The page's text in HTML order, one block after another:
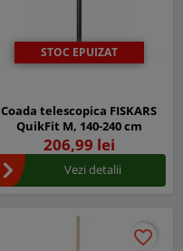
STOC EPUIZAT
Coada telescopica FISKARS
QuikFit M, 140-240 cm
206,99 lei
Vezi detalii
favorite_border
favorite_border